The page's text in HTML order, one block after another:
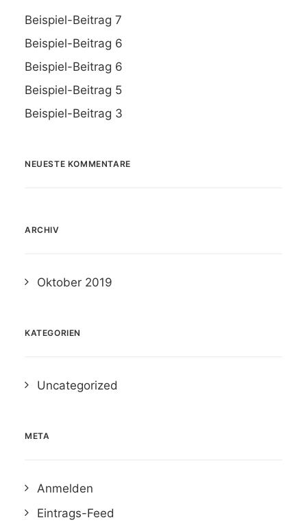
Beispiel-Beitrag 7
Beispiel-Beitrag 6
Beispiel-Beitrag 6
Beispiel-Beitrag 5
Beispiel-Beitrag 3
NEUESTE KOMMENTARE
ARCHIV
Oktober 2019
KATEGORIEN
Uncategorized
META
Anmelden
Eintrags-Feed